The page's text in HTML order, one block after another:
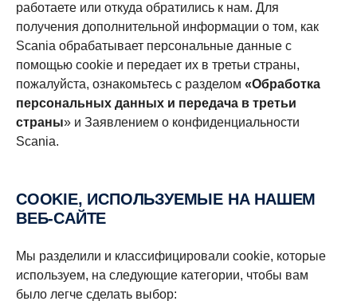
работаете или откуда обратились к нам. Для
получения дополнительной информации о том, как
Scania обрабатывает персональные данные с
помощью cookie и передает их в третьи страны,
пожалуйста, ознакомьтесь с разделом «Обработка
персональных данных и передача в третьи
страны» и Заявлением о конфиденциальности
Scania.
COOKIE, ИСПОЛЬЗУЕМЫЕ НА НАШЕМ
ВЕБ-САЙТЕ
Мы разделили и классифицировали cookie, которые
используем, на следующие категории, чтобы вам
было легче сделать выбор: